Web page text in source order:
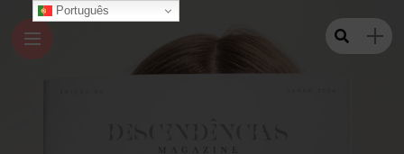
Português